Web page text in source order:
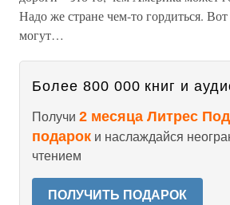
Надо же стране чем-то гордиться.
могут…
Более 800 000 книг и
Получи 2 месяца Литрес
подарок и наслаждайся
чтением
ПОЛУЧИТЬ ПОДАРОК